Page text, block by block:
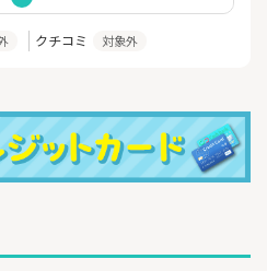
開設可能
短15分！
話でも開設可能
トカードにもさまざまなメリット
キャシュバック！
！
を確認してみてください！
クチコミ 対象外